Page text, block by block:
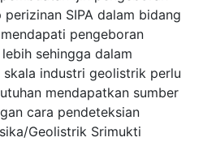
SIPA dalam bidang
pengeboran
sehingga dalam
industri geolistrik perlu
mendapatkan sumber
cara pendeteksian
Geolistrik Srimukti